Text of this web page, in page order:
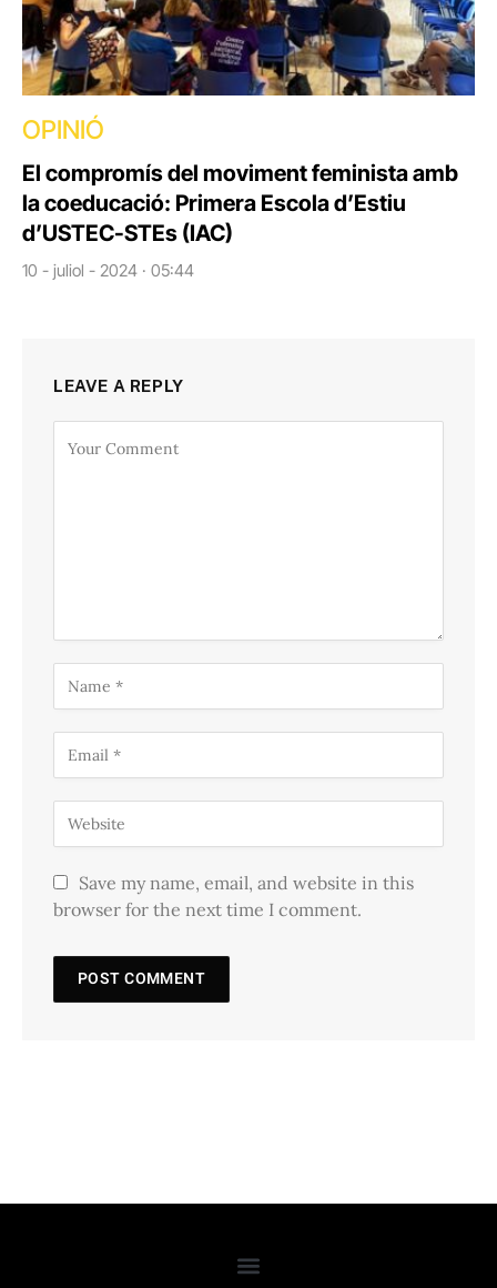
OPINIÓ
El compromís del moviment feminista amb
la coeducació: Primera Escola d’Estiu
d’USTEC-STEs (IAC)
10 - juliol - 2024 · 05:44
LEAVE A REPLY
Save my name, email, and website in this
browser for the next time I comment.